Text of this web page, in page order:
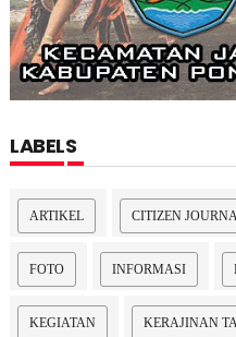
LABELS
ARTIKEL CITIZEN
FOTO INFORMASI
KEGIATAN KERAJINAN